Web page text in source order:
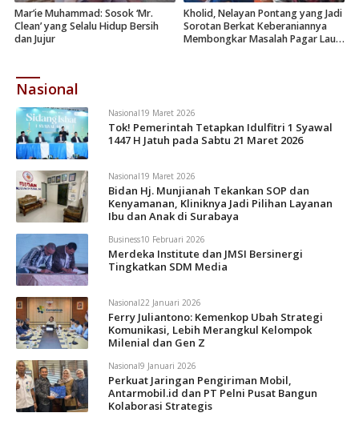
Mar’ie Muhammad: Sosok ‘Mr.
Clean’ yang Selalu Hidup Bersih
dan Jujur
Kholid, Nelayan Pontang yang Jadi
Sorotan Berkat Keberaniannya
Membongkar Masalah Pagar Laut
Nasional
Nasional19 Maret 2026
Tok! Pemerintah Tetapkan Idulfitri 1 Syawal
1447 H Jatuh pada Sabtu 21 Maret 2026
Nasional19 Maret 2026
Bidan Hj. Munjianah Tekankan SOP dan
Kenyamanan, Kliniknya Jadi Pilihan Layanan
Ibu dan Anak di Surabaya
Business10 Februari 2026
Merdeka Institute dan JMSI Bersinergi
Tingkatkan SDM Media
Nasional22 Januari 2026
Ferry Juliantono: Kemenkop Ubah Strategi
Komunikasi, Lebih Merangkul Kelompok
Milenial dan Gen Z
Nasional9 Januari 2026
Perkuat Jaringan Pengiriman Mobil,
Antarmobil.id dan PT Pelni Pusat Bangun
Kolaborasi Strategis